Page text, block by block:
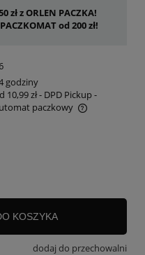
zł z ORLEN PACZKA!
od 200 zł!
godziny
10,99 zł- DPD Pickup -
paczkowy
płatności
KOSZYKA
dodaj do przechowalni